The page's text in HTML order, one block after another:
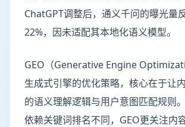
ChatGPT调整后，通义千问的曝光量
22%，因未适配其本地化语义模型。
GEO（Generative Engine
生成式引擎的优化策略，核心在于让
的语义理解逻辑与用户意图匹配规则
依赖关键词排名不同，GEO更关注内